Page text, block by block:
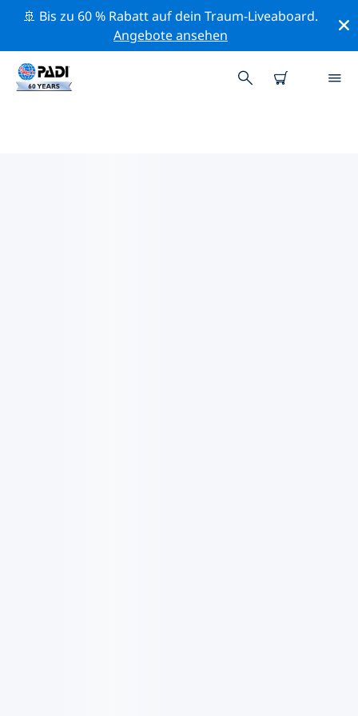
🚢 Bis zu 60 % Rabatt auf dein Traum-Liveaboard.
Angebote ansehen